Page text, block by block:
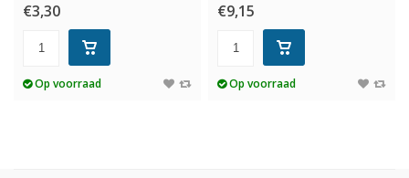
€3,30
Op voorraad
€9,15
Op voorraad